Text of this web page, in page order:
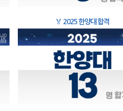
🏅 2025 한양대 합격